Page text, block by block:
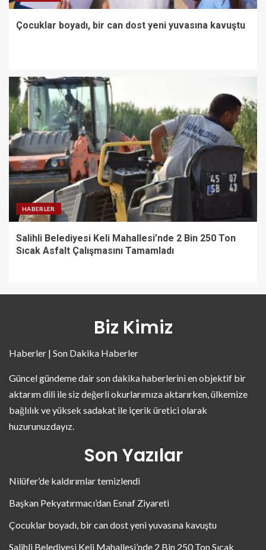
Çocuklar boyadı, bir can dost yeni yuvasına kavuştu
HABERLER
Salihli Belediyesi Keli Mahallesi’nde 2 Bin 250 Ton
Sıcak Asfalt Çalışmasını Tamamladı
Biz Kimiz
Haberler | Son Dakika Haberler
Güncel gündeme dair son dakika haberlerini en objektif bir
aktarım dili ile siz değerli okurlarımıza aktarırken, ülkemize
bağlılık ve yüksek sadakat ile içerik üretici olarak
huzurunuzdayız.
Son Yazılar
Nilüfer’de kaldırımlar temizlendi
Başkan Pekyatırmacı’dan Esnaf Ziyareti
Çocuklar boyadı, bir can dost yeni yuvasına kavuştu
Salihli Belediyesi Keli Mahallesi’nde 2 Bin 250 Ton Sıcak